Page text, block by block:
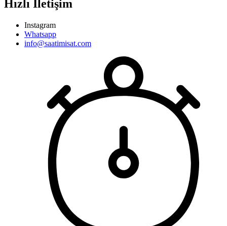
Hızlı İletişim
Instagram
Whatsapp
info@saatimisat.com